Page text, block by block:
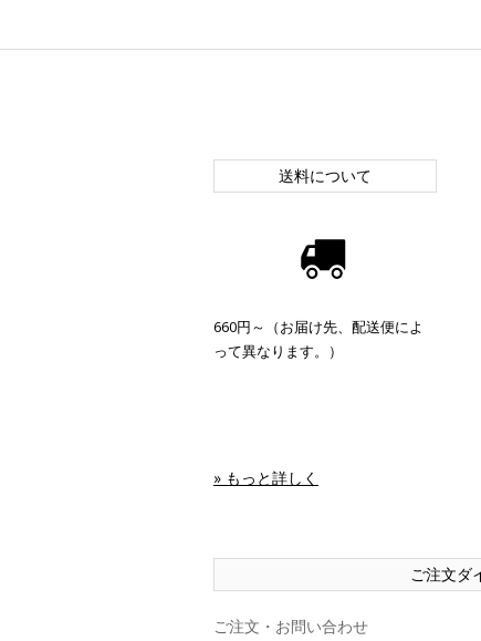
送料について
660円～（お届け先、配送便によ
って異なります。）
» もっと詳しく
ご注文ダ
ご注文・お問い合わせ